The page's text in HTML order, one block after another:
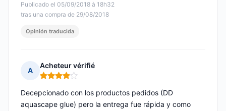
Publicado el 05/09/2018 à 18h32
tras una compra de 29/08/2018
Opinión traducida
A
Acheteur vérifié
Nota: 4 de 5
Decepcionado con los productos pedidos (DD
aquascape glue) pero la entrega fue rápida y como